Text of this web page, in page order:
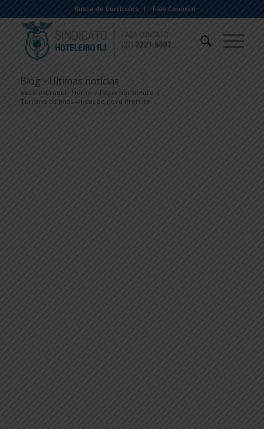
Busca de Currículos Fale Conosco
Blog - Últimas notícias
Você está aqui: Home / Fique por dentro /
Turismo dá boas-vindas ao novo Prefeito